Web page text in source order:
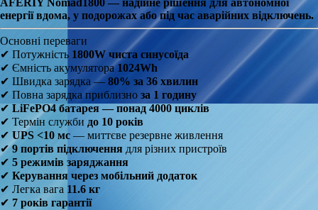
AFERIY Nomad1800 — надійне рішення для автономної
енергії вдома, у подорожах або під час аварійних відключень.
Основні переваги
✔ Потужність 1800W чиста синусоїда
✔ Ємність акумулятора1024Wh
✔ Швидка зарядка — 80% за 36 хвилин
✔ Повна зарядка приблизно за 1 годину
✔ LiFePO4 батарея — понад 4000 циклів
✔ Термін служби до 10 років
✔ UPS <10 мс — миттєве резервне живлення
✔9 портів підключення для різних пристроїв
✔ 5 режимів заряджання
✔ Керування через мобільний додаток
✔ Легка вага 11.6 кг
✔ 7 років гарантії